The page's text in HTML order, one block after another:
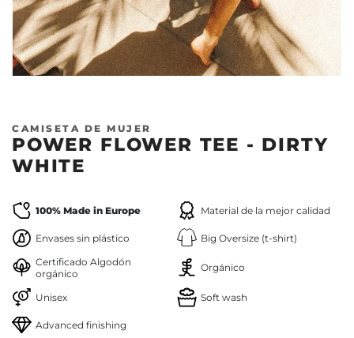
CAMISETA DE MUJER
POWER FLOWER TEE - DIRTY
WHITE
100% Made in Europe Material de la mejor calidad
Envases sin plástico
Big Oversize (t-shirt)
Certificado Algodón
orgánico
Orgánico
Unisex Soft wash
Advanced finishing